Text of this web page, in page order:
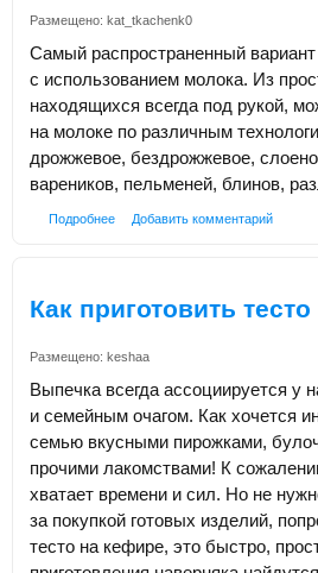
Размещено: kat_tkachenk0
Самый распространенный
с использованием молока. Из
находящихся всегда под рукой,
на молоке по различным
дрожжевое, бездрожжевое,
вареников, пельменей, блинов,
Подробнее Добавить комментарий
Как приготовить
Размещено: keshaa
Выпечка всегда ассоциируется
и семейным очагом. Как хочется
семью вкусными пирожками,
прочими лакомствами! К
хватает времени и сил. Но не
за покупкой готовых изделий,
тесто на кефире, это быстро,